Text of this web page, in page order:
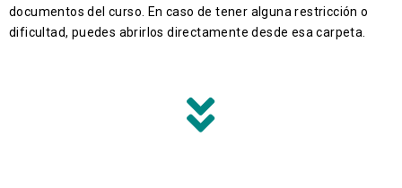
documentos del curso. En caso de tener alguna restricción o
dificultad, puedes abrirlos directamente desde esa carpeta.